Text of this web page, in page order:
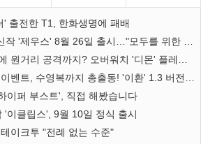
출전한 T1, 한화생명에 패배
이퍼 부스트', 직접 해봤습니다
'이클립스', 9월 10일 정식 출시
이크투 "전례 없는 수준"